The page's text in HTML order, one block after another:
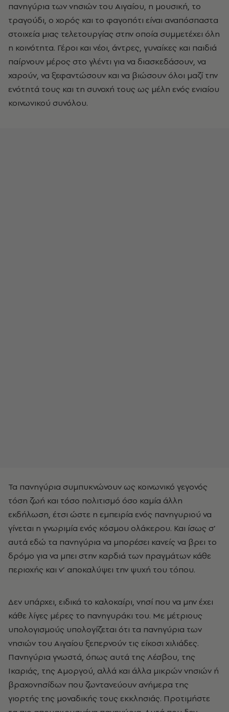
πανηγύρια των νησιών του Αιγαίου, η μουσική, το
τραγούδι, ο χορός και το φαγοπότι είναι αναπόσπαστα
στοιχεία μιας τελετουργίας στην οποία συμμετέχει όλη
η κοινότητα. Γέροι και νέοι, άντρες, γυναίκες και παιδιά
παίρνουν μέρος στο γλέντι για να διασκεδάσουν, να
χαρούν, να ξεφαντώσουν και να βιώσουν όλοι μαζί την
ενότητά τους και τη συνοχή τους ως μέλη ενός ενιαίου
κοινωνικού συνόλου.
Τα πανηγύρια συμπυκνώνουν ως κοινωνικό γεγονός
τόση ζωή και τόσο πολιτισμό όσο καμία άλλη
εκδήλωση, έτσι ώστε η εμπειρία ενός πανηγυριού να
γίνεται η γνωριμία ενός κόσμου ολάκερου. Και ίσως σ’
αυτά εδώ τα πανηγύρια να μπορέσει κανείς να βρει το
δρόμο για να μπει στην καρδιά των πραγμάτων κάθε
περιοχής και ν’ αποκαλύψει την ψυχή του τόπου.
Δεν υπάρχει, ειδικά το καλοκαίρι, νησί που να μην έχει
κάθε λίγες μέρες το πανηγυράκι του. Με μέτριους
υπολογισμούς υπολογίζεται ότι τα πανηγύρια των
νησιών του Αιγαίου ξεπερνούν τις είκοσι χιλιάδες.
Πανηγύρια γνωστά, όπως αυτά της Λέσβου, της
Ικαριάς, της Αμοργού, αλλά και άλλα μικρών νησιών ή
βραχονησίδων που ζωντανεύουν ανήμερα της
γιορτής της μοναδικής τους εκκλησιάς. Προτιμήστε